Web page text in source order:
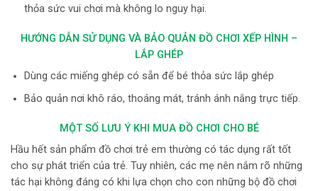
thỏa sức vui chơi mà không lo nguy hại.
HƯỚNG DẪN SỬ DỤNG VÀ BẢO QUẢN ĐỒ CHƠI XẾP HÌNH –
LẮP GHÉP
Dùng các miếng ghép có sẵn để bé thỏa sức lắp ghép
Bảo quản nơi khô ráo, thoáng mát, tránh ánh nắng trực tiếp.
MỘT SỐ LƯU Ý KHI MUA ĐỒ CHƠI CHO BÉ
Hầu hết sản phẩm đồ chơi trẻ em thường có tác dụng rất tốt
cho sự phát triển của trẻ. Tuy nhiên, các mẹ nên nắm rõ những
tác hại không đáng có khi lựa chọn cho con những bộ đồ chơi